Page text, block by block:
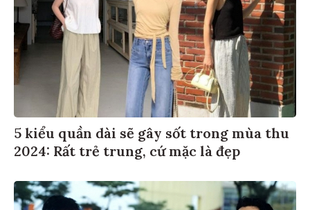
5 kiểu quần dài sẽ gây sốt trong mùa thu
2024: Rất trẻ trung, cứ mặc là đẹp